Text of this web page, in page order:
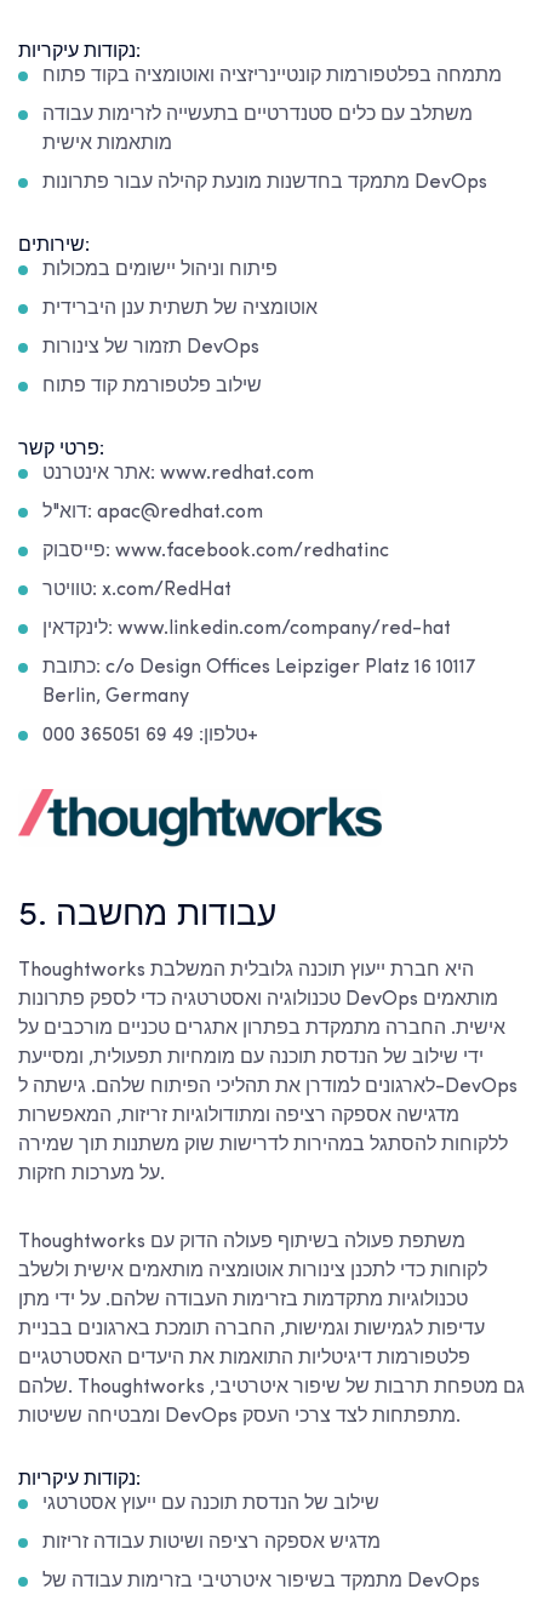
נקודות עיקריות:
מתמחה בפלטפורמות קונטיינריזציה ואוטומציה בקוד פתוח
משתלב עם כלים סטנדרטיים בתעשייה לזרימות עבודה
מותאמות אישית
מתמקד בחדשנות מונעת קהילה עבור פתרונות DevOps
שירותים:
פיתוח וניהול יישומים במכולות
אוטומציה של תשתית ענן היברידית
תזמור של צינורות DevOps
שילוב פלטפורמת קוד פתוח
פרטי קשר:
אתר אינטרנט: www.redhat.com
דוא"ל: apac@redhat.com
פייסבוק: www.facebook.com/redhatinc
טוויטר: x.com/RedHat
לינקדאין: www.linkedin.com/company/red-hat
כתובת: c/o Design Offices Leipziger Platz 16 10117
Berlin, Germany
טלפון: 49 69 365051 000+
5. עבודות מחשבה
Thoughtworks היא חברת ייעוץ תוכנה גלובלית המשלבת
טכנולוגיה ואסטרטגיה כדי לספק פתרונות DevOps מותאמים
אישית. החברה מתמקדת בפתרון אתגרים טכניים מורכבים על
ידי שילוב של הנדסת תוכנה עם מומחיות תפעולית, ומסייעת
לארגונים למודרן את תהליכי הפיתוח שלהם. גישתה ל-DevOps
מדגישה אספקה רציפה ומתודולוגיות זריזות, המאפשרות
ללקוחות להסתגל במהירות לדרישות שוק משתנות תוך שמירה
על מערכות חזקות.
Thoughtworks משתפת פעולה בשיתוף פעולה הדוק עם
לקוחות כדי לתכנן צינורות אוטומציה מותאמים אישית ולשלב
טכנולוגיות מתקדמות בזרימות העבודה שלהם. על ידי מתן
עדיפות לגמישות וגמישות, החברה תומכת בארגונים בבניית
פלטפורמות דיגיטליות התואמות את היעדים האסטרטגיים
שלהם. Thoughtworks גם מטפחת תרבות של שיפור איטרטיבי,
ומבטיחה ששיטות DevOps מתפתחות לצד צרכי העסק.
נקודות עיקריות:
שילוב של הנדסת תוכנה עם ייעוץ אסטרטגי
מדגיש אספקה רציפה ושיטות עבודה זריזות
מתמקד בשיפור איטרטיבי בזרימות עבודה של DevOps